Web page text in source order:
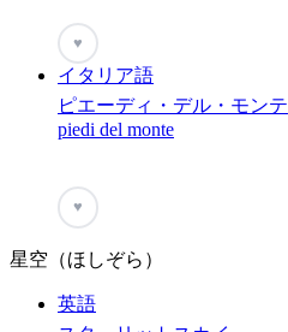
♥
イタリア語
ピエーディ・デル・モンテ
piedi del monte
♥
星空（ほしぞら）
英語